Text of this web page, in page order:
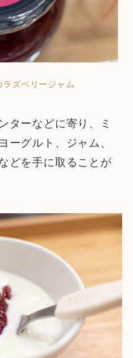
ズベリージャム
ターなどに寄り、ミ
ーグルト、ジャム、
どを手に取ることが